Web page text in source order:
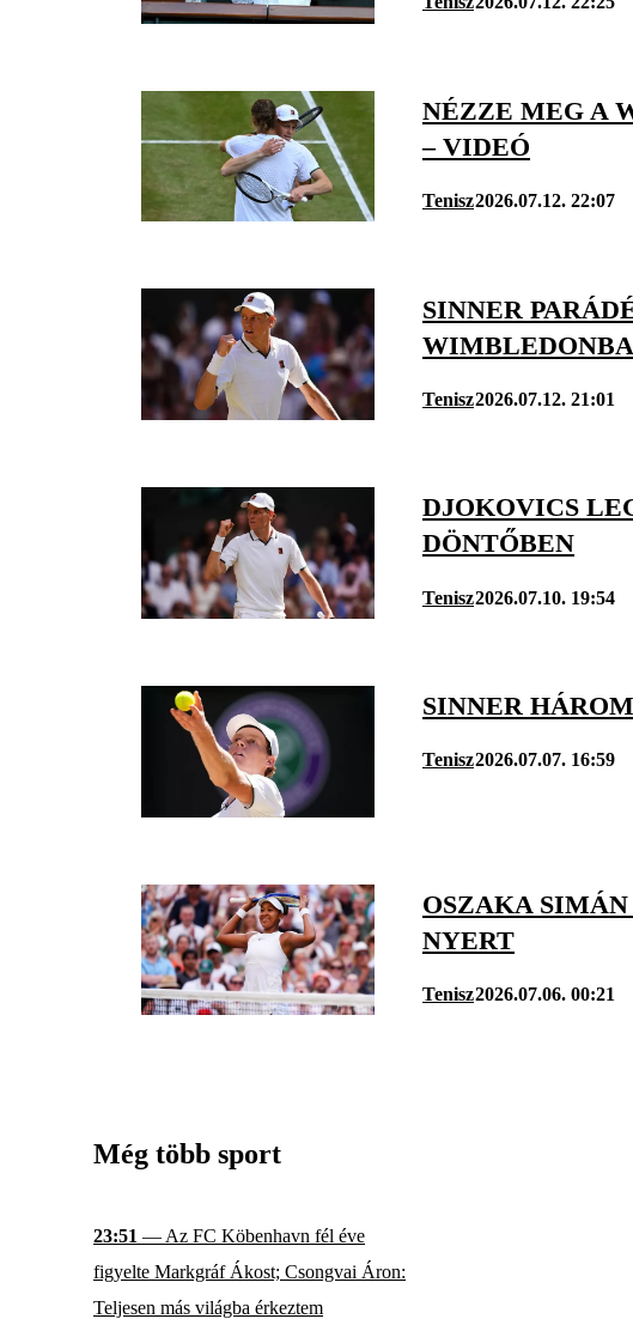
NÉZZE MEG A
– VIDEÓ
Tenisz2026.07.12. 22:07
SINNER
Tenisz2026.07.12. 21:01
DJOKOVICS
DÖNTŐBEN
Tenisz2026.07.10. 19:54
SINNER
Tenisz2026.07.07. 16:59
OSZAKA
NYERT
Tenisz2026.07.06. 00:21
Még több sport
23:51 — Az FC Köbenhavn fél éve
figyelte Markgráf Ákost; Csongvai Áron:
Teljesen más világba érkeztem